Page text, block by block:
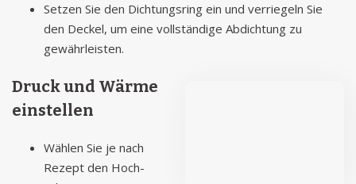
Setzen Sie den Dichtungsring ein und verriegeln Sie
den Deckel, um eine vollständige Abdichtung zu
gewährleisten.
Druck und Wärme
einstellen
Wählen Sie je nach
Rezept den Hoch-